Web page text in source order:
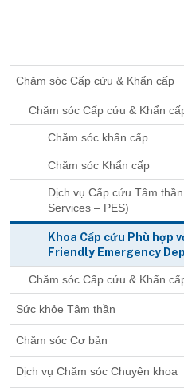
Chăm sóc Cấp cứu & Khẩn cấp
Chăm sóc Cấp cứu & Khẩn
Chăm sóc khẩn cấp
Chăm sóc Khẩn cấp
Dịch vụ Cấp cứu Tâm
Services – PES)
Khoa Cấp cứu Phù hợp
Friendly Emergency
Chăm sóc Cấp cứu & Khẩn
Sức khỏe Tâm thần
Chăm sóc Cơ bản
Dịch vụ Chăm sóc Chuyên khoa